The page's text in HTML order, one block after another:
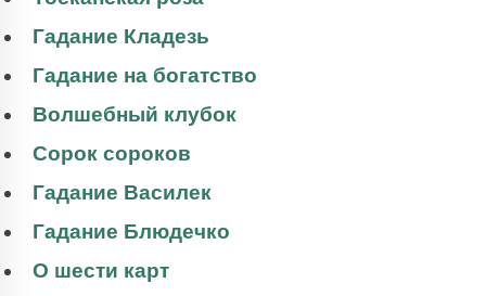
Гадание Кладезь
Гадание на богатство
Волшебный клубок
Сорок сороков
Гадание Василек
Гадание Блюдечко
О шести карт